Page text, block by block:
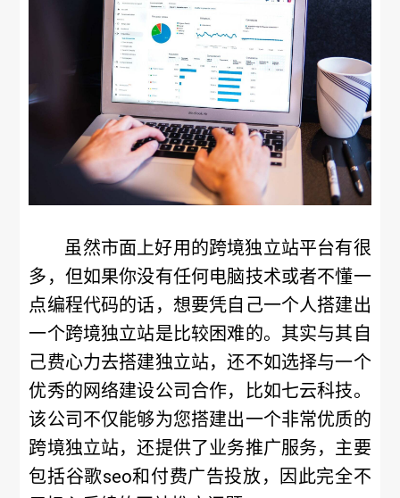
虽然市面上好用的跨境独立站平台有很
多，但如果你没有任何电脑技术或者不懂一
点编程代码的话，想要凭自己一个人搭建出
一个跨境独立站是比较困难的。其实与其自
己费心力去搭建独立站，还不如选择与一个
优秀的网络建设公司合作，比如七云科技。
该公司不仅能够为您搭建出一个非常优质的
跨境独立站，还提供了业务推广服务，主要
包括谷歌seo和付费广告投放，因此完全不